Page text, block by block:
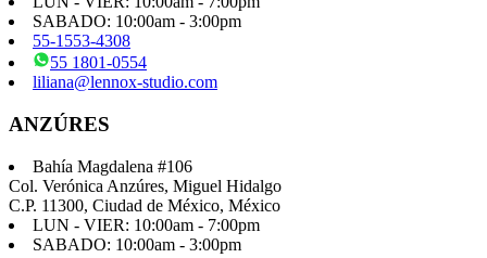
SABADO: 10:00am - 3:00pm
55-1553-4308
55 1801-0554
liliana@lennox-studio.com
ANZÚRES
Bahía Magdalena #106
Col. Verónica Anzúres, Miguel Hidalgo
C.P. 11300, Ciudad de México, México
LUN - VIER: 10:00am - 7:00pm
SABADO: 10:00am - 3:00pm